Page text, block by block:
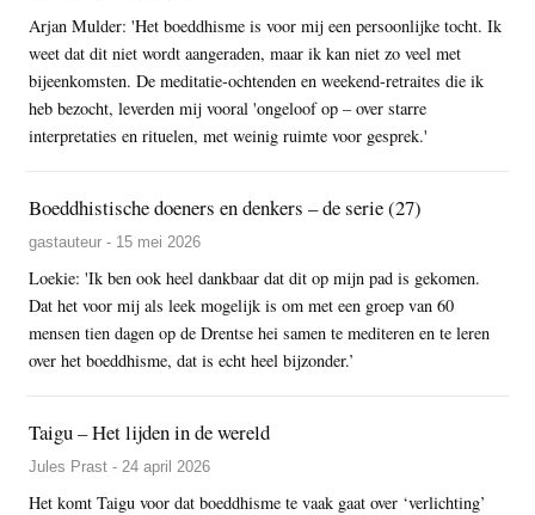
Arjan Mulder: 'Het boeddhisme is voor mij een persoonlijke tocht. Ik
weet dat dit niet wordt aangeraden, maar ik kan niet zo veel met
bijeenkomsten. De meditatie-ochtenden en weekend-retraites die ik
heb bezocht, leverden mij vooral 'ongeloof op – over starre
interpretaties en rituelen, met weinig ruimte voor gesprek.'
Boeddhistische doeners en denkers – de serie (27)
gastauteur - 15 mei 2026
Loekie: 'Ik ben ook heel dankbaar dat dit op mijn pad is gekomen.
Dat het voor mij als leek mogelijk is om met een groep van 60
mensen tien dagen op de Drentse hei samen te mediteren en te leren
over het boeddhisme, dat is echt heel bijzonder.’
Taigu – Het lijden in de wereld
Jules Prast - 24 april 2026
Het komt Taigu voor dat boeddhisme te vaak gaat over ‘verlichting’